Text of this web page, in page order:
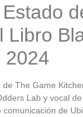
Libro
2024
de The Game
Lab y vocal de
comunicación de